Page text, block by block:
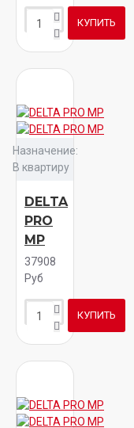
КУПИТЬ
Назначение:
В квартиру
DELTA
PRO
MP
37908
Руб
КУПИТЬ